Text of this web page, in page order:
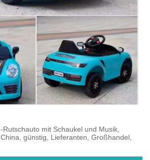
Rutschauto mit Schaukel und Musik,
günstig, Lieferanten, Großhandel,